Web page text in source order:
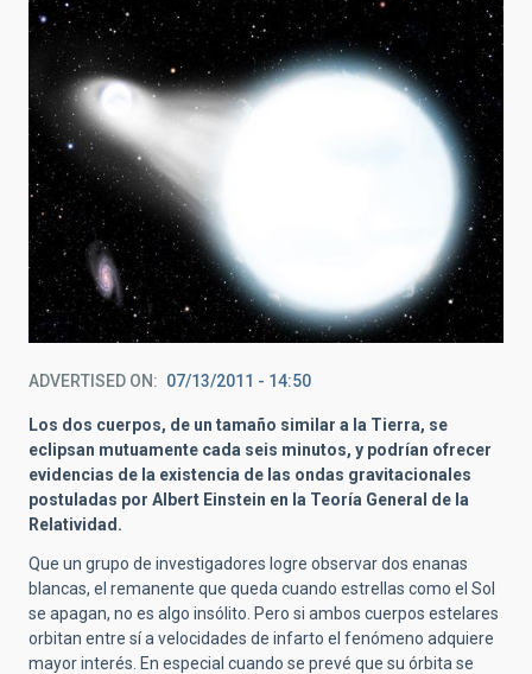
ADVERTISED ON 07/13/2011 - 14:50
Los dos cuerpos, de un tamaño similar a la Tierra, se
eclipsan mutuamente cada seis minutos, y podrían ofrecer
evidencias de la existencia de las ondas gravitacionales
postuladas por Albert Einstein en la Teoría General de la
Relatividad.
Que un grupo de investigadores logre observar dos enanas
blancas, el remanente que queda cuando estrellas como el Sol
se apagan, no es algo insólito. Pero si ambos cuerpos estelares
orbitan entre sí a velocidades de infarto el fenómeno adquiere
mayor interés. En especial cuando se prevé que su órbita se